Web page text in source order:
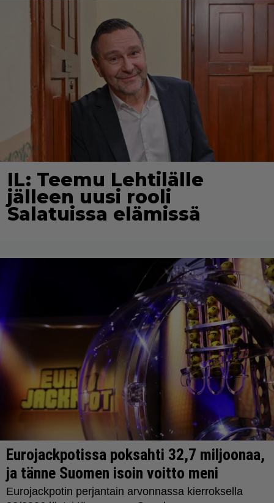
IL: Teemu Lehtilälle
jälleen uusi rooli
Salatuissa elämissä